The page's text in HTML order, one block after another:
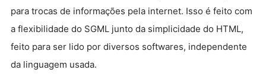
para trocas de informações pela internet. Isso é feito com
a flexibilidade do SGML junto da simplicidade do HTML,
feito para ser lido por diversos softwares, independente
da linguagem usada.